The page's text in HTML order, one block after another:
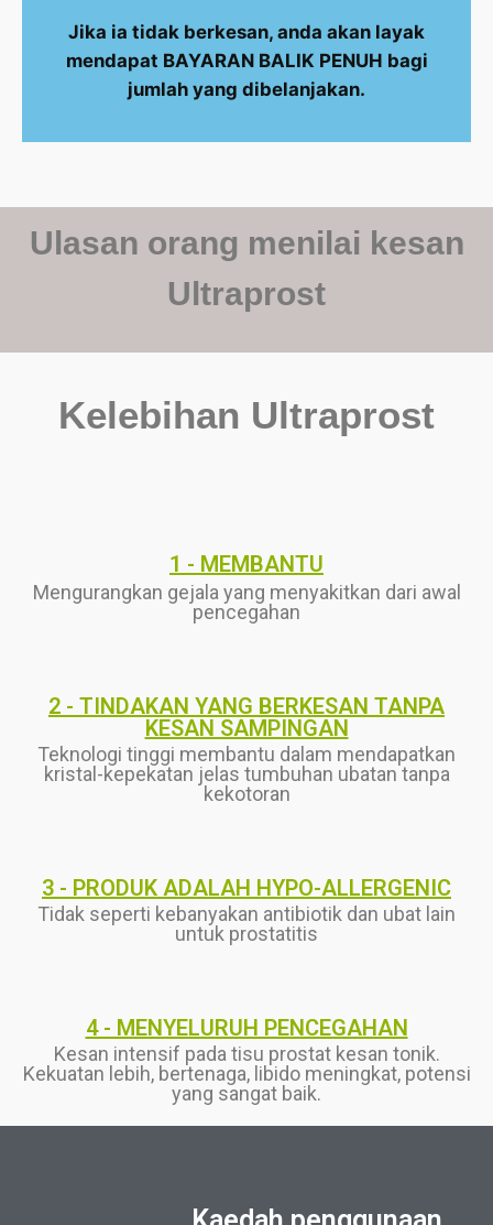
Jika ia tidak berkesan, anda akan layak
mendapat BAYARAN BALIK PENUH bagi
jumlah yang dibelanjakan.
Ulasan orang menilai kesan
Ultraprost
Kelebihan Ultraprost
1 - MEMBANTU
Mengurangkan gejala yang menyakitkan dari awal
pencegahan
2 - TINDAKAN YANG BERKESAN TANPA
KESAN SAMPINGAN
Teknologi tinggi membantu dalam mendapatkan
kristal-kepekatan jelas tumbuhan ubatan tanpa
kekotoran
3 - PRODUK ADALAH HYPO-ALLERGENIC
Tidak seperti kebanyakan antibiotik dan ubat lain
untuk prostatitis
4 - MENYELURUH PENCEGAHAN
Kesan intensif pada tisu prostat kesan tonik.
Kekuatan lebih, bertenaga, libido meningkat, potensi
yang sangat baik.